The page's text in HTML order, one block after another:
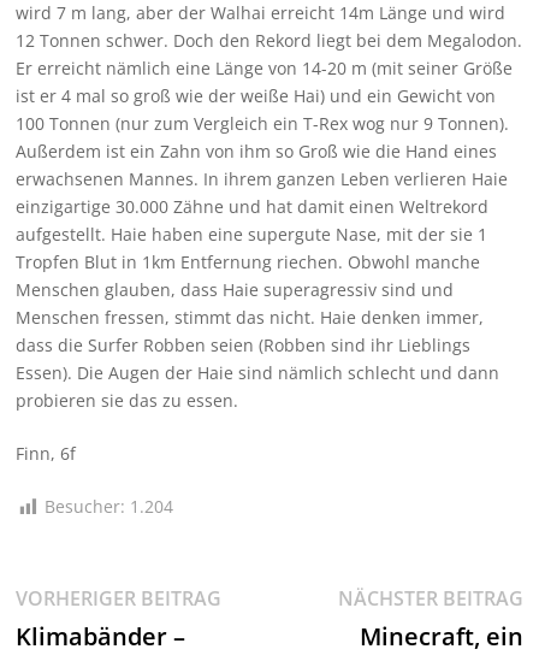
wird 7 m lang, aber der Walhai erreicht 14m Länge und wird
12 Tonnen schwer. Doch den Rekord liegt bei dem Megalodon.
Er erreicht nämlich eine Länge von 14-20 m (mit seiner Größe
ist er 4 mal so groß wie der weiße Hai) und ein Gewicht von
100 Tonnen (nur zum Vergleich ein T-Rex wog nur 9 Tonnen).
Außerdem ist ein Zahn von ihm so Groß wie die Hand eines
erwachsenen Mannes. In ihrem ganzen Leben verlieren Haie
einzigartige 30.000 Zähne und hat damit einen Weltrekord
aufgestellt. Haie haben eine supergute Nase, mit der sie 1
Tropfen Blut in 1km Entfernung riechen. Obwohl manche
Menschen glauben, dass Haie superagressiv sind und
Menschen fressen, stimmt das nicht. Haie denken immer,
dass die Surfer Robben seien (Robben sind ihr Lieblings
Essen). Die Augen der Haie sind nämlich schlecht und dann
probieren sie das zu essen.
Finn, 6f
Besucher: 1.204
Beitragsnavigation
VORHERIGER BEITRAGVorheriger
Klimabänder –
NÄCHSTER BEITRAG
Minecraft, ein